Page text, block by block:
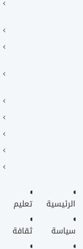
الرئيسية
سياسة
تعليم
ثقافة